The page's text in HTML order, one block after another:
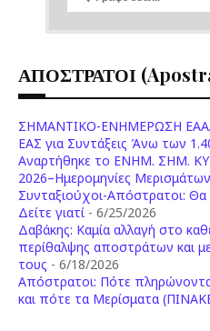
ΑΠΟΣΤΡΑΤΟΙ
ΣΗΜΑΝΤΙΚΟ-ΕΝΗΜΕΡΩΣΗ ΕΑΑΑ:
ΕΑΣ για Συντάξεις Άνω των
Aναρτήθηκε το ENHM. ΣΗΜ.
2026–Ημερομηνίες
Συνταξιούχοι-Απόστρατοι:
Δείτε γιατί - 6/25/2026
Δαβάκης: Καμία αλλαγή στο
περίθαλψης αποστράτων και
τους - 6/18/2026
Aπόστρατοι: Πότε
και πότε τα Μερίσματα